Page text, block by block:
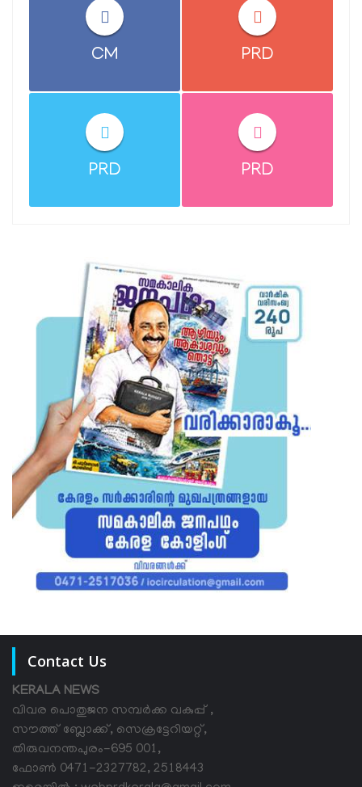
CM PRD
PRD PRD
Contact Us
KERALA NEWS
വിവര പൊതുജന സമ്പര്‍ക്ക വകുപ്പ് ,
സൗത്ത് ബ്ലോക്ക്, സെക്രട്ടേറിയറ്റ്,
തിരുവനന്തപുരം-695 001,
ഫോൺ 0471-2327782, 2518443